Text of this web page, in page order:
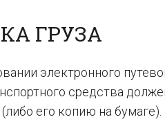
ГРУЗА
электронного
средства
его копию на бумаге).